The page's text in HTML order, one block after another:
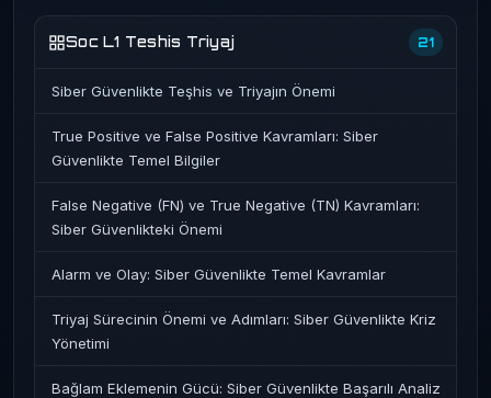
Soc L1 Teshis Triyaj 21
Siber Güvenlikte Teşhis ve Triyajın Önemi
True Positive ve False Positive Kavramları: Siber
Güvenlikte Temel Bilgiler
False Negative (FN) ve True Negative (TN) Kavramları:
Siber Güvenlikteki Önemi
Alarm ve Olay: Siber Güvenlikte Temel Kavramlar
Triyaj Sürecinin Önemi ve Adımları: Siber Güvenlikte Kriz
Yönetimi
Bağlam Eklemenin Gücü: Siber Güvenlikte Başarılı Analiz